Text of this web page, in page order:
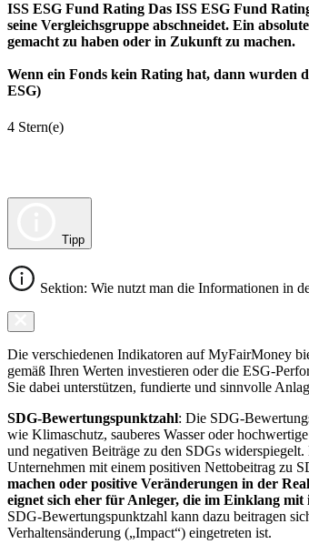
ISS ESG Fund Rating Das ISS ESG Fund
seine Vergleichsgruppe abschneidet. Ein
gemacht zu haben oder in Zukunft zu machen.
Wenn ein Fonds kein Rating hat, dann wurden
ESG)
4 Stern(e)
Tipp
Sektion: Wie nutzt man die Informationen in
Die verschiedenen Indikatoren auf MyFairMoney
gemäß Ihren Werten investieren oder die ESG-
Sie dabei unterstützen, fundierte und sinnvolle
SDG-Bewertungspunktzahl: Die SDG-
wie Klimaschutz, sauberes Wasser oder
und negativen Beiträge zu den SDGs
Unternehmen mit einem positiven Nettobeitrag zu
machen oder positive Veränderungen in der
eignet sich eher für Anleger, die im Einklang
SDG-Bewertungspunktzahl kann dazu beitragen
Verhaltensänderung („Impact“) eingetreten ist.